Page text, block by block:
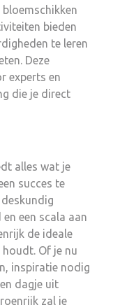
bieden
te leren
Deze
experts en
die je direct
alles wat je
succes te
een scala aan
de ideale
Of je nu
inspiratie nodig
dagje uit
zal je